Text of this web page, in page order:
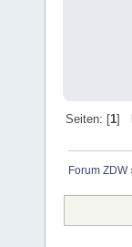
Seiten: [1]
Forum ZDW